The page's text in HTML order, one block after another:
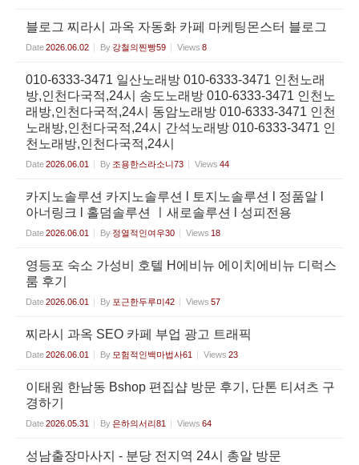
블로그 찌라시 과옥 자동화 카페 마케팅몬스터 블로그
Date2026.06.02 By 강철의찐빵59 Views 8
010-6333-3471 일산노래방 010-6333-3471 인천노래
방,인천다국적,24시 송도노래방 010-6333-3471 인천노
래방,인천다국적,24시 동암노래방 010-6333-3471 인천
노래방,인천다국적,24시 간석노래방 010-6333-3471 인
천노래방,인천다국적,24시
Date2026.06.01 By 조용한스라소니73 Views 44
카지노솔루션 카지노솔루션 l 토지노솔루션 l 정품알 l
아너링크 l 홀덤솔루션 ㅣ새로솔루션 l 성피전용
Date2026.06.01 By 정열적인여우30 Views 18
영등포 숙소 가성비 호텔 H에비뉴 에이치에비뉴 디럭스
룸 후기
Date2026.06.01 By 포근한두루미42 Views 57
찌라시 과옥 SEO 카페 부업 광고 트래픽
Date2026.06.01 By 모험적인백마법사61 Views 23
이태원 한남동 Bshop 편집샵 방문 후기, 단톤 티셔츠 구
경하기
Date2026.05.31 By은하의서리81 Views 64
성남출장마사지 - 분당 전지역 24시 총알 방문